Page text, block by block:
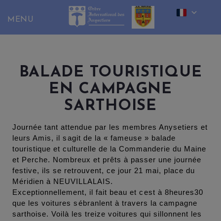
content
BALADE TOURISTIQUE
EN CAMPAGNE
SARTHOISE
Journée tant attendue par les membres Anysetiers et
leurs Amis, il sagit de la « fameuse » balade
touristique et culturelle de la Commanderie du Maine
et Perche. Nombreux et prêts à passer une journée
festive, ils se retrouvent, ce jour 21 mai, place du
Méridien à NEUVILLALAIS.
Exceptionnellement, il fait beau et cest à 8heures30
que les voitures sébranlent à travers la campagne
sarthoise. Voilà les treize voitures qui sillonnent les